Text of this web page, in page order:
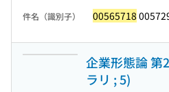
件名（識別子） 00565718
企業形態論 第
ラリ ; 5)